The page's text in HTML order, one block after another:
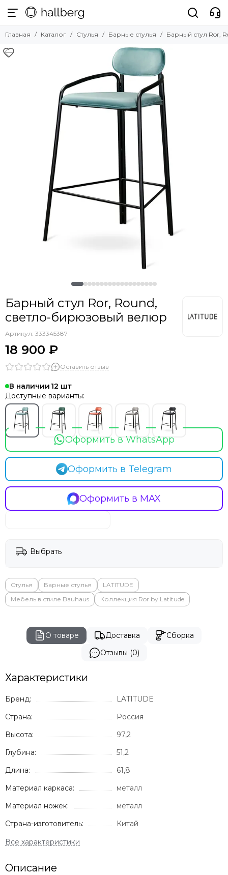
Стулья
Обеденные стулья
Полубарные стулья
Офисные стулья
Мягкие стулья
Прозрачные стулья
Уличные стулья
Главная Каталог Стулья Барные стулья Барный стул Ror,
Барный стул Ror, Round,
светло-бирюзовый велюр
Артикул: 333345387
18 900 ₽
Оставить отзыв
В наличии 12
Доступные варианты:
Оформить в WhatsApp
Оформить в Telegram
Оформить в MAX
Выбрать
Стулья Барные стулья
LATITUDE
Мебель в стиле Bauhaus
Коллекция Ror by Latitude
О товаре Доставка
Сборка
Отзывы (0)
Характеристики
Бренд:
LATITUDE
Страна:
Россия
Высота:
97,2
Глубина:
51,2
Длина:
61,8
Материал каркаса:
металл
Материал ножек:
металл
Страна-изготовитель:
Китай
Описание